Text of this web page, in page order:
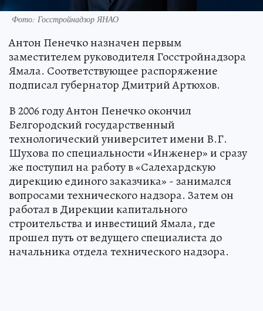
Фото: Госстройнадзор ЯНАО
Антон Пенечко назначен первым
заместителем руководителя Госстройнадзора
Ямала. Соответствующее распоряжение
подписал губернатор Дмитрий Артюхов.
В 2006 году Антон Пенечко окончил
Белгородский государственный
технологический университет имени В.Г.
Шухова по специальности «Инженер» и сразу
же поступил на работу в «Салехардскую
дирекцию единого заказчика» - занимался
вопросами технического надзора. Затем он
работал в Дирекции капитального
строительства и инвестиций Ямала, где
прошел путь от ведущего специалиста до
начальника отдела технического надзора.